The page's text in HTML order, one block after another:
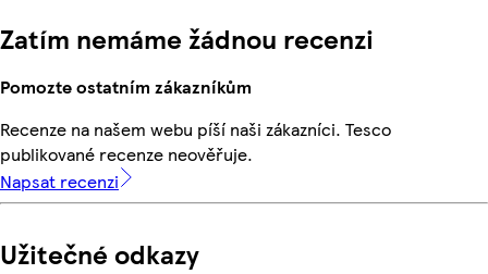
Zatím nemáme žádnou recenzi
Pomozte ostatním zákazníkům
Recenze na našem webu píší naši zákazníci. Tesco
publikované recenze neověřuje.
Napsat recenzi
Užitečné odkazy